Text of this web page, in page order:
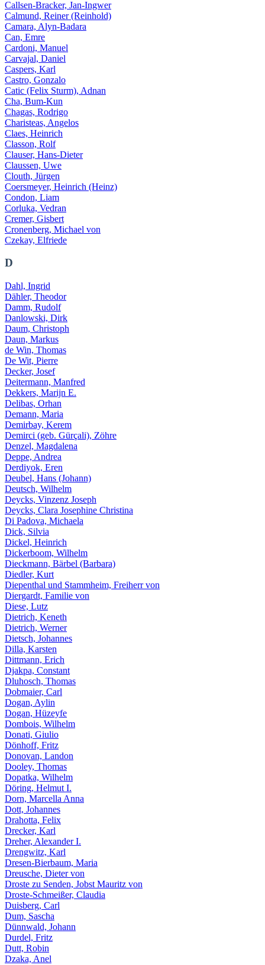
Callsen-Bracker, Jan-Ingwer
Calmund, Reiner (Reinhold)
Camara, Alyn-Badara
Can, Emre
Cardoni, Manuel
Carvajal, Daniel
Caspers, Karl
Castro, Gonzalo
Catic (Felix Sturm), Adnan
Cha, Bum-Kun
Chagas, Rodrigo
Charisteas, Angelos
Claes, Heinrich
Classon, Rolf
Clauser, Hans-Dieter
Claussen, Uwe
Clouth, Jürgen
Coersmeyer, Heinrich (Heinz)
Condon, Liam
Corluka, Vedran
Cremer, Gisbert
Cronenberg, Michael von
Czekay, Elfriede
D
Dahl, Ingrid
Dähler, Theodor
Damm, Rudolf
Danlowski, Dirk
Daum, Christoph
Daun, Markus
de Win, Thomas
De Wit, Pierre
Decker, Josef
Deitermann, Manfred
Dekkers, Marijn E.
Delibas, Orhan
Demann, Maria
Demirbay, Kerem
Demirci (geb. Gürçali), Zöhre
Denzel, Magdalena
Deppe, Andrea
Derdiyok, Eren
Deubel, Hans (Johann)
Deutsch, Wilhelm
Deycks, Vinzenz Joseph
Deycks, Clara Josephine Christina
Di Padova, Michaela
Dick, Silvia
Dickel, Heinrich
Dickerboom, Wilhelm
Dieckmann, Bärbel (Barbara)
Diedler, Kurt
Diepenthal und Stammheim, Freiherr von
Diergardt, Familie von
Diese, Lutz
Dietrich, Keneth
Dietrich, Werner
Dietsch, Johannes
Dilla, Karsten
Dittmann, Erich
Djakpa, Constant
Dluhosch, Thomas
Dobmaier, Carl
Dogan, Aylin
Dogan, Hüzeyfe
Dombois, Wilhelm
Donati, Giulio
Dönhoff, Fritz
Donovan, Landon
Dooley, Thomas
Dopatka, Wilhelm
Döring, Helmut I.
Dorn, Marcella Anna
Dott, Johannes
Drahotta, Felix
Drecker, Karl
Dreher, Alexander I.
Drengwitz, Karl
Dresen-Bierbaum, Maria
Dreusche, Dieter von
Droste zu Senden, Jobst Mauritz von
Droste-Schmeißer, Claudia
Duisberg, Carl
Dum, Sascha
Dünnwald, Johann
Durdel, Fritz
Dutt, Robin
Dzaka, Anel